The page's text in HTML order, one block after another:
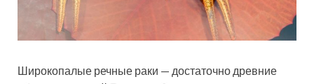
Широкопалые речные раки — достаточно древние